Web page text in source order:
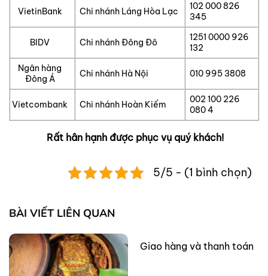
VietinBank Chi nhánh Láng Hòa Lạc
102 000 826
345
BIDV Chi nhánh Đông Đô
1251 0000 926
132
Ngân hàng
Đông Á
Chi nhánh Hà Nội 010 995 3808
Vietcombank Chi nhánh Hoàn Kiếm
002 100 226
080 4
Rất hân hạnh được phục vụ quý khách!
5/5 - (1 bình chọn)
BÀI VIẾT LIÊN QUAN
Giao hàng và thanh toán